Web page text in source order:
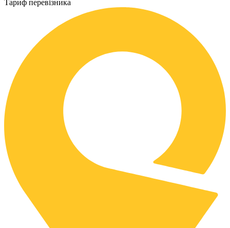
Тариф перевізника